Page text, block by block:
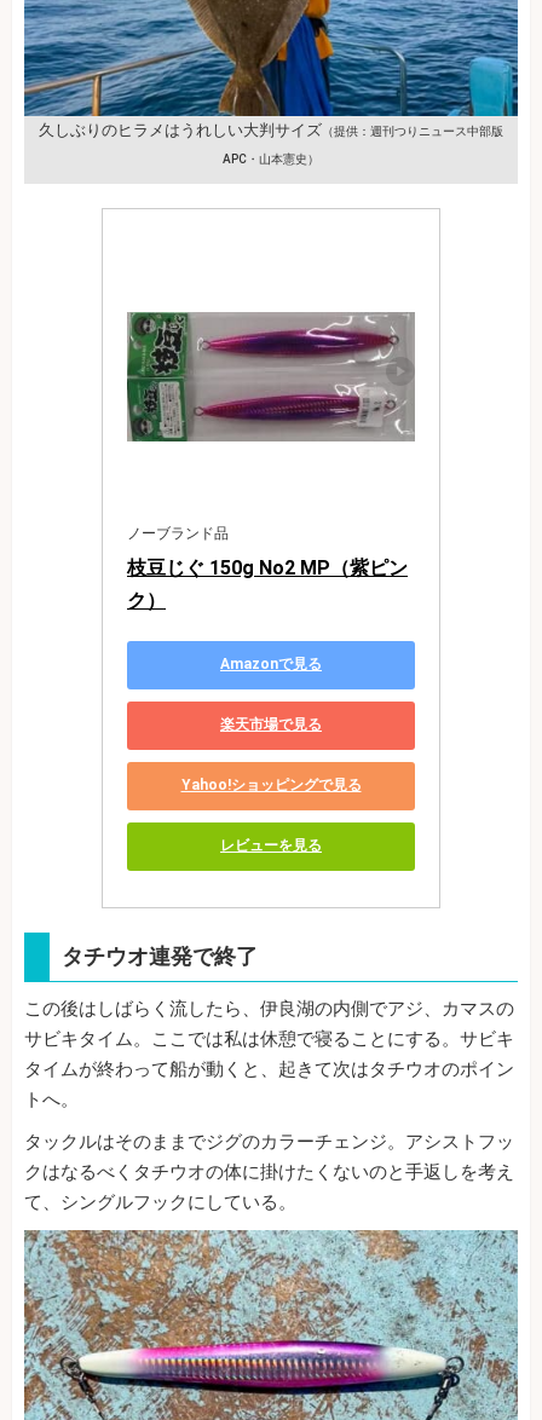
久しぶりのヒラメはうれしい大判サイズ （提供：週刊つりニュース中部版
APC・山本憲史）
ノーブランド品
枝豆じぐ 150g No2 MP（紫ピン
ク）
Amazonで見る
楽天市場で見る
Yahoo!ショッピングで見る
レビューを見る
タチウオ連発で終了
この後はしばらく流したら、伊良湖の内側でアジ、カマスの
サビキタイム。ここでは私は休憩で寝ることにする。サビキ
タイムが終わって船が動くと、起きて次はタチウオのポイン
トへ。
タックルはそのままでジグのカラーチェンジ。アシストフッ
クはなるべくタチウオの体に掛けたくないのと手返しを考え
て、シングルフックにしている。